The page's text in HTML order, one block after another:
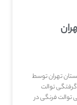
تهران توسط
توالت
توالت فرنگی در